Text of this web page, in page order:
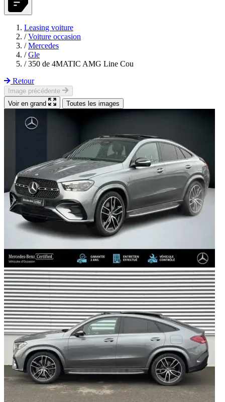
Leasing voiture
/ Voiture occasion
/ Mercedes
/ Gle
/ 350 de 4MATIC AMG Line Cou
Retour
Image précédente
Voir en grand
Toutes les images